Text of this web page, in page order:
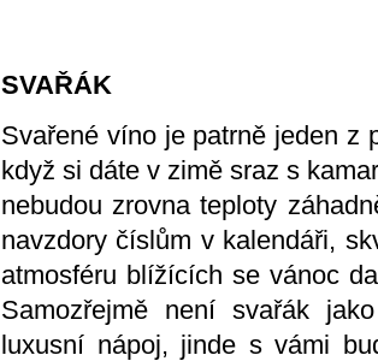
SVAŘÁK
Svařené víno je patrně jeden z
když si dáte v zimě sraz s
nebudou zrovna teploty
navzdory číslům v kalendáři,
atmosféru blížících se vánoc
Samozřejmě není svařák
luxusní nápoj, jinde s vámi